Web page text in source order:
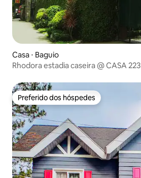
Casa ⋅ Baguio
Rhodora estadia caseira @ CASA 223
Preferido dos hóspedes
Preferido dos hóspedes